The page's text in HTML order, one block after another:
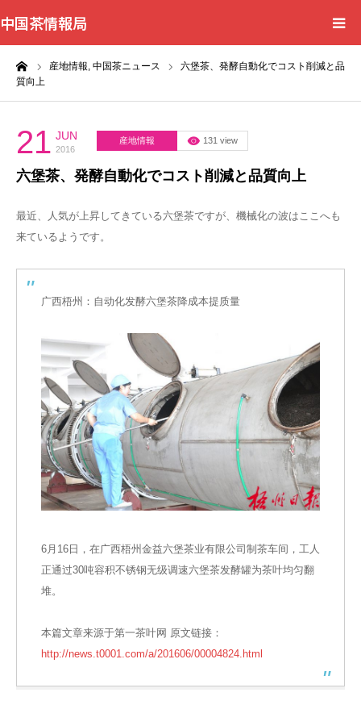
中国茶情報局
産地情報, 中国茶ニュース
六堡茶、発酵自動化でコスト削減と品
質向上
21 JUN
2016
産地情報 131 view
六堡茶、発酵自動化でコスト削減と品質向上
最近、人気が上昇してきている六堡茶ですが、機械化の波はここへも
来ているようです。
广西梧州：自动化发酵六堡茶降成本提质量
6月16日，在广西梧州金益六堡茶业有限公司制茶车间，工人
正通过30吨容积不锈钢无级调速六堡茶发酵罐为茶叶均匀翻
堆。
本篇文章来源于第一茶叶网 原文链接：
http://news.t0001.com/a/201606/00004824.html
Home
Shops
Books